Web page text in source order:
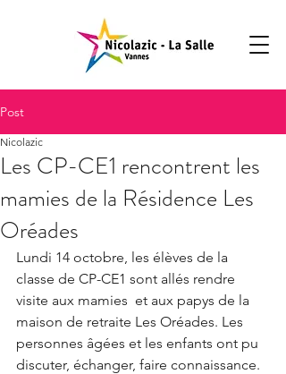
Post
Les CP-CE1 rencontrent les
mamies de la Résidence Les
Oréades
Nicolazic
Lundi 14 octobre, les élèves de la
classe de CP-CE1 sont allés rendre
visite aux mamies  et aux papys de la
maison de retraite Les Oréades. Les
personnes âgées et les enfants ont pu
discuter, échanger, faire connaissance.